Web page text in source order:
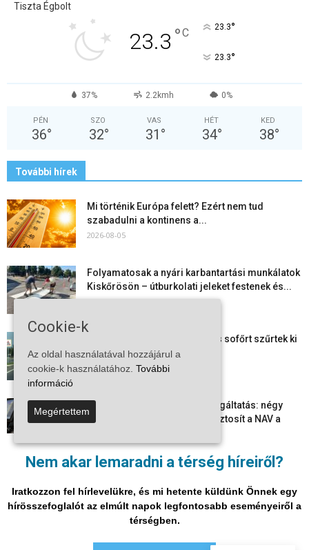
Nem akar lemaradni a térség híreiről?
Iratkozzon fel hírlevelükre, és mi hetente küldünk Önnek egy
hírösszefoglalót az elmúlt napok legfontosabb eseményeiről a
térségben.
Tiszta Égbolt
23.3 °C 23.3°
23.3°
37% 2.2kmh 0%
PÉN
36°
SZO
32°
VAS
31 °
HÉT
34°
KED
38°
További hírek
Mi történik Európa felett? Ezért nem tud
szabadulni a kontinens a...
2026-08-05
Folyamatosak a nyári karbantartási munkálatok
Kiskőrösön – útburkolati jeleket festenek és...
Több száz gyorshajtót és ittas sofőrt szűrtek ki
Bács-Kiskun útjain –...
2026-08-04
Elektronikus nyugtaadat-szolgáltatás: négy
hónapos átállási időszakot biztosít a NAV a
2026-08-04
vannak a legfontosabb dátumok
2026-08-03
Cookie-k
Az oldal használatával hozzájárul a
cookie-k használatához. További
információ
Megértettem